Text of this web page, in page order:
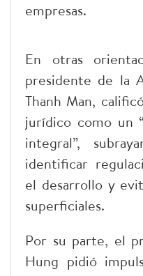
empresas.
En otras
presidente de la
Thanh Man,
jurídico como un
integral”,
identificar
el desarrollo y
superficiales.
Por su parte, el
Hung pidió